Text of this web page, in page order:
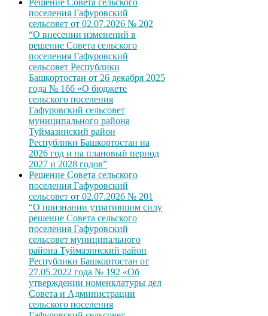
поселения Гафуровский
сельсовет от 02.07.2026 № 202
“О внесении изменений в
решение Совета сельского
поселения Гафуровский
сельсовет Республики
Башкортостан от 26 декабря 2025
года № 166 «О бюджете
сельского поселения
Гафуровский сельсовет
муниципального района
Туймазинский район
Республики Башкортостан на
2026 год и на плановый период
2027 и 2028 годов”
Решение Совета сельского
поселения Гафуровский
сельсовет от 02.07.2026 № 201
“О признании утратившим силу
решение Совета сельского
поселения Гафуровский
сельсовет муниципального
района Туймазинский район
Республики Башкортостан от
27.05.2022 года № 192 «Об
утверждении номенклатуры дел
Совета и Администрации
сельского поселения